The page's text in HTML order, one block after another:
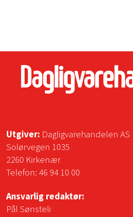
Utgiver: Dagligvarehandelen AS
Solørvegen 1035
2260 Kirkenær
Telefon:46 94 10 00
Ansvarlig redaktør:
Pål Sønsteli